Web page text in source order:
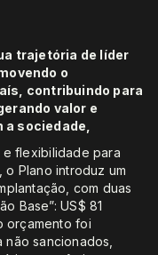
trajetória de líder
o
contribuindo para
valor e
sociedade,
e flexibilidade para
Plano introduz um
com duas
Base”: US$ 81
orçamento foi
sancionados,